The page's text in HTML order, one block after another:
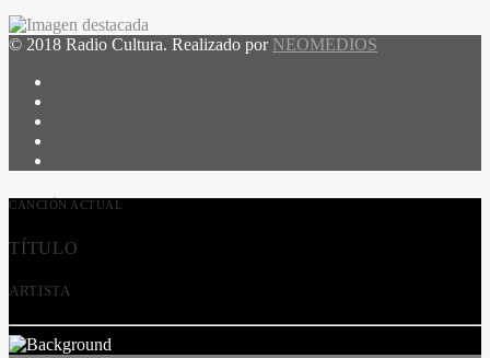
© 2018 Radio Cultura. Realizado por NEOMEDIOS
CANCIÓN ACTUAL
TÍTULO
ARTISTA